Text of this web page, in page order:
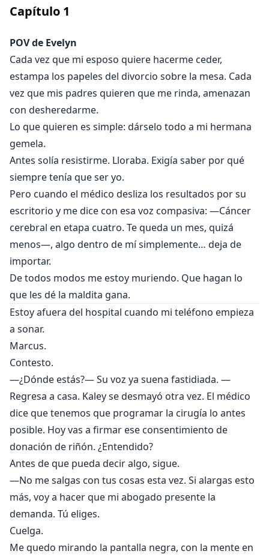
queda un mes, quizá menos—, algo dentro de mí
De todos modos me estoy muriendo. Pueden hacer lo
que se les dé la gana.
Capítulo 1
POV de Evelyn
Cada vez que mi esposo quiere hacerme ceder,
estampa los papeles del divorcio sobre la mesa. Cada
vez que mis padres quieren que me rinda, amenazan
con desheredarme.
Lo que quieren es simple: dárselo todo a mi hermana
gemela.
Antes solía resistirme. Lloraba. Exigía saber por qué
siempre tenía que ser yo.
Pero cuando el médico desliza los resultados por su
escritorio y me dice con esa voz compasiva: —Cáncer
cerebral en etapa cuatro. Te queda un mes, quizá
menos—, algo dentro de mí simplemente… deja de
importar.
De todos modos me estoy muriendo. Que hagan lo
que les dé la maldita gana.
Estoy afuera del hospital cuando mi teléfono empieza
a sonar.
Marcus.
Contesto.
—¿Dónde estás?— Su voz ya suena fastidiada. —
Regresa a casa. Kaley se desmayó otra vez. El médico
dice que tenemos que programar la cirugía lo antes
posible. Hoy vas a firmar ese consentimiento de
donación de riñón. ¿Entendido?
Antes de que pueda decir algo, sigue.
—No me salgas con tus cosas esta vez. Si alargas esto
más, voy a hacer que mi abogado presente la
demanda. Tú eliges.
Cuelga.
Me quedo mirando la pantalla negra, con la mente en